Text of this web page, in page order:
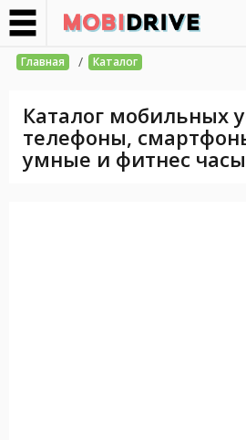
Главная / Каталог
Каталог мобильных
телефоны,
умные и фитнес часы